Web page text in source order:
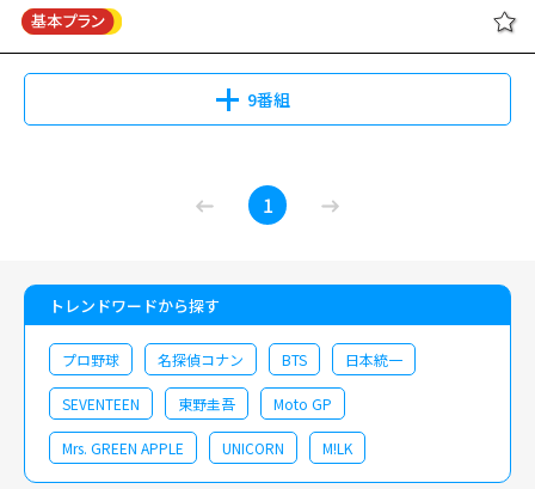
査一課長を目指していた、長谷川演じるエリート刑事・香坂真一郎は、ある
ミスが原因で所轄に左遷させられてしまう。挫折を味わった香坂は、所轄の
指す山田春彦に岡田将生、人事課職員に芳根京子、所轄の刑事に安田顕、現
捜査一課長の小野田義信に香川照之と、実力派俳優陣が顔をそろえた。
9番組
1
トレンドワードから探す
プロ野球 名探偵コナン BTS 日本統一
SEVENTEEN 東野圭吾 Moto GP
Mrs. GREEN APPLE UNICORN M!LK